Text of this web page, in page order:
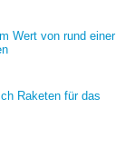
Wert von rund einer
Raketen für das